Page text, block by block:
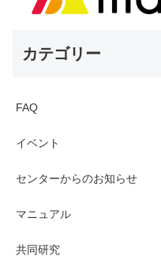
カテゴリー
FAQ
イベント
センターからのお知らせ
マニュアル
共同研究